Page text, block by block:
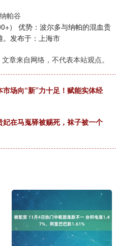
帕谷
） 优势：波尔多与纳帕的混血贵
。发布于：上海市
章来自网络，不代表本站观点。
场向“新”力十足！赋能实体经
在马嵬驿被赐死，袜子被一个